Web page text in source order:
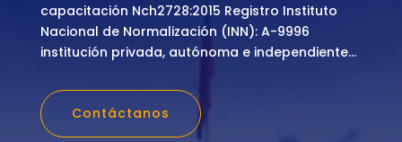
capacitación Nch2728:2015 Registro Instituto
Nacional de Normalización (INN): A-9996
institución privada, autónoma e independiente…
Contáctanos